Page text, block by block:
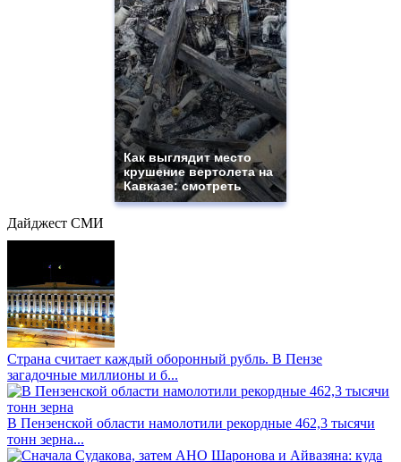
Как выглядит место
крушение вертолета на
Кавказе: смотреть
Дайджест СМИ
Страна считает каждый оборонный рубль. В Пензе
загадочные миллионы и б...
В Пензенской области намолотили рекордные 462,3 тысячи
тонн зерна...